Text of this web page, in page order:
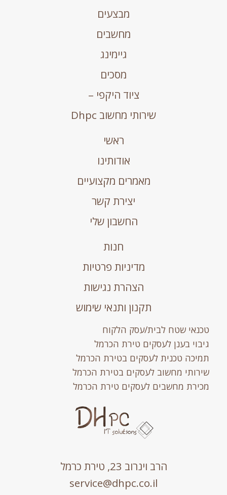
מבצעים
מחשבים
גיימינג
מסכים
ציוד היקפי –
שירותי מחשוב Dhpc
ראשי
אודותינו
מאמרים מקצועיים
יצירת קשר
החשבון שלי
חנות
מדיניות פרטיות
הצהרת נגישות
תקנון ותנאי שימוש
טכנאי שטח לבית/עסק הלקוח
גיבוי בענן לעסקים טירת הכרמל
תמיכה טכנית לעסקים בטירת הכרמל
שירותי מחשוב לעסקים בטירת הכרמל
מכירת מחשבים לעסקים טירת הכרמל
הרב וינרוב 23, טירת כרמל
service@dhpc.co.il